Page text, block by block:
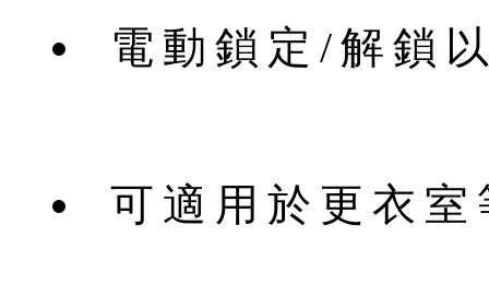
電動鎖定/解鎖
可適用於更衣